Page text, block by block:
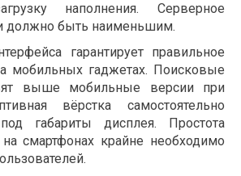
наполнения. Серверное
должно быть наименьшим.
гарантирует правильное
мобильных гаджетах. Поисковые
выше мобильные версии при
вёрстка самостоятельно
под габариты дисплея. Простота
смартфонах крайне необходимо